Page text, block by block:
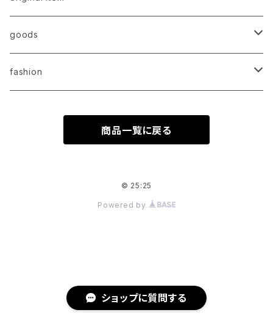
ショップに質問する
goods
original item
fashion
商品一覧に戻る
© 25:25
Powered by